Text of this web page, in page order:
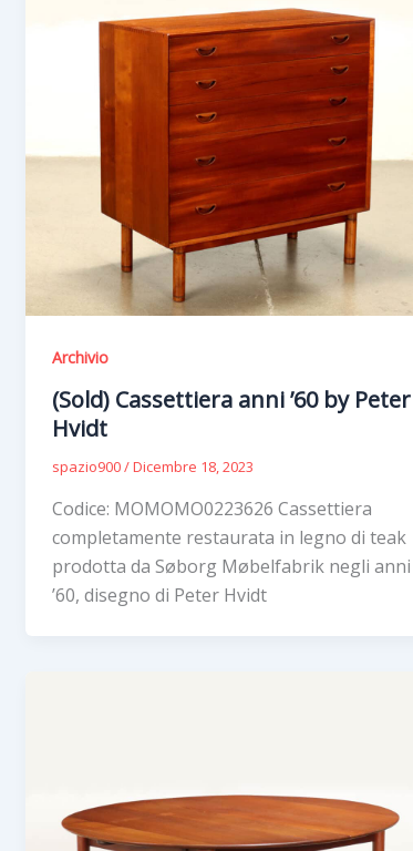
Archivio
(Sold) Cassettiera anni ’60 by Peter
Hvidt
spazio900/Dicembre 18, 2023
Codice: MOMOMO0223626 Cassettiera
completamente restaurata in legno di teak
prodotta da Søborg Møbelfabrik negli anni
’60, disegno di Peter Hvidt